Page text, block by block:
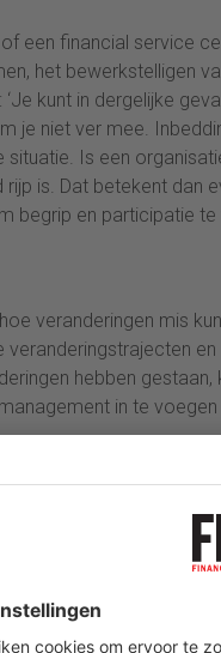
een financial service
het bewerkstelligen
kunt in dergelijke
je niet ver mee.
Is een
is. Dat betekent dan
begrip en participatie te
veranderingen mis
hebben gestaan,
in te
kant van de
of een
de andere ook gaan